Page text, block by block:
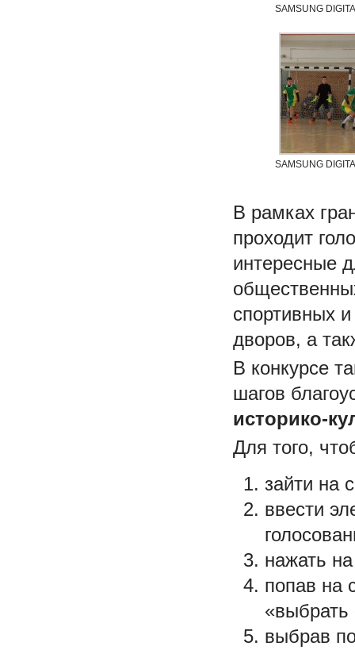
SAMSUNG
SAMSUNG
В рамках
проходит
интересные
спортивных
дворов, а
В конкурсе
шагов
историко-
Для того,
зайти на
ввести
нажать
попав на
«выбрать
выбрав